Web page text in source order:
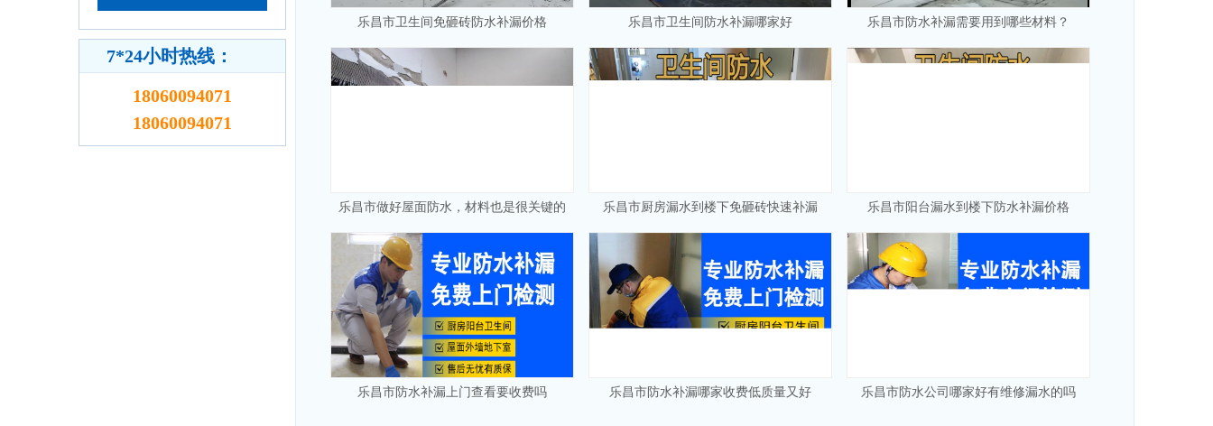
7*24小时热线：
18060094071
18060094071
乐昌市卫生间免砸砖防水补漏价格 乐昌市卫生间防水补漏哪家好 乐昌市防水补漏需要用到哪些材料？
乐昌市做好屋面防水，材料也是很关键的 乐昌市厨房漏水到楼下免砸砖快速补漏 乐昌市阳台漏水到楼下防水补漏价格
乐昌市防水补漏上门查看要收费吗 乐昌市防水补漏哪家收费低质量又好 乐昌市防水公司哪家好有维修漏水的吗